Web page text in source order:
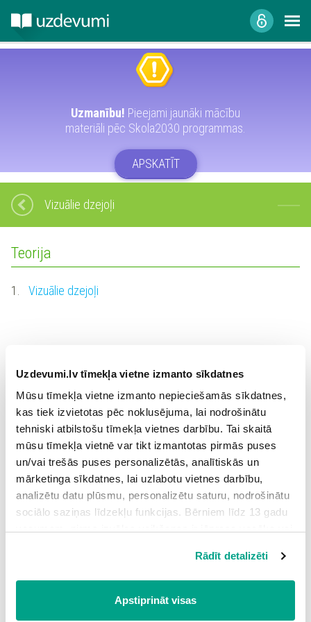
Uzdevumi.lv tīmekļa vietne izmanto sīkdatnes
Mūsu tīmekļa vietne izmanto nepieciešamās sīkdatnes,
kas tiek izvietotas pēc noklusējuma, lai nodrošinātu
tehniski atbilstošu tīmekļa vietnes darbību. Tai skaitā
mūsu tīmekļa vietnē var tikt izmantotas pirmās puses
un/vai trešās puses personalizētās, analītiskās un
mārketinga sīkdatnes, lai uzlabotu vietnes darbību,
analizētu datu plūsmu, personalizētu saturu, nodrošinātu
sociālo saziņas līdzekļu funkcijas. Bērniem līdz 13 gadu
Spiežot uz pogas “Apstiprināt visas”, Jūs piekrītat visām
sīkdatnēm, kas atrodas šajā tīmekļa vietnē, ieskaitot
trešo pušu mārketinga sīkdatnes. Spiežot uz pogas
Rādīt detalizēti
Apstiprināt visas
Uzmanību! Pieejami jaunāki mācību
materiāli pēc Skola2030 programmas.
APSKATĪT
Vizuālie dzejoļi
Teorija
1. Vizuālie dzejoļi
1. Vizuālo dzejoļu raksturojums
Grūtības pakāpe: zema
2. Vizuālo dzejoļu rašanās laikmets (ar ievilkšanu)
Grūtības pakāpe: zema
3. Vizuālo dzejoļu krājums
Grūtības pakāpe: zema